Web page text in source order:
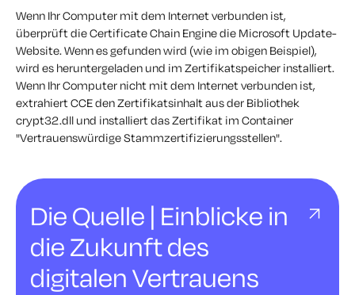
Wenn Ihr Computer mit dem Internet verbunden ist,
überprüft die Certificate Chain Engine die Microsoft Update-
Website. Wenn es gefunden wird (wie im obigen Beispiel),
wird es heruntergeladen und im Zertifikatspeicher installiert.
Wenn Ihr Computer nicht mit dem Internet verbunden ist,
extrahiert CCE den Zertifikatsinhalt aus der Bibliothek
crypt32.dll und installiert das Zertifikat im Container
"Vertrauenswürdige Stammzertifizierungsstellen".
Die Quelle | Einblicke in
die Zukunft des
digitalen Vertrauens